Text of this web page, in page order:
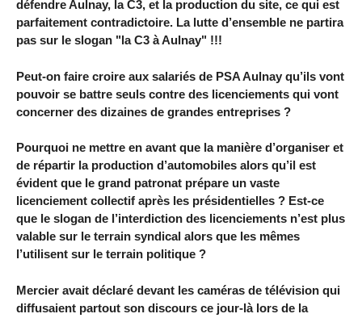
défendre Aulnay, la C3, et la production du site, ce qui est
parfaitement contradictoire. La lutte d’ensemble ne partira
pas sur le slogan "la C3 à Aulnay" !!!
Peut-on faire croire aux salariés de PSA Aulnay qu’ils vont
pouvoir se battre seuls contre des licenciements qui vont
concerner des dizaines de grandes entreprises ?
Pourquoi ne mettre en avant que la manière d’organiser et
de répartir la production d’automobiles alors qu’il est
évident que le grand patronat prépare un vaste
licenciement collectif après les présidentielles ? Est-ce
que le slogan de l’interdiction des licenciements n’est plus
valable sur le terrain syndical alors que les mêmes
l’utilisent sur le terrain politique ?
Mercier avait déclaré devant les caméras de télévision qui
diffusaient partout son discours ce jour-là lors de la